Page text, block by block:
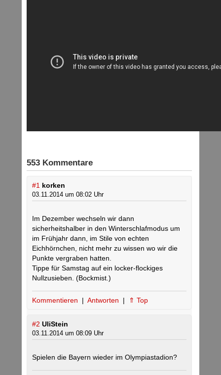
553 Kommentare
#1 korken
03.11.2014 um 08:02 Uhr
Im Dezember wechseln wir dann
sicherheitshalber in den Winterschlafmodus um
im Frühjahr dann, im Stile von echten
Eichhörnchen, nicht mehr zu wissen wo wir die
Punkte vergraben hatten.
Tippe für Samstag auf ein locker-flockiges
Nullzusieben. (Bockmist.)
Kommentieren | Antworten | ⇑ Top
#2 UliStein
03.11.2014 um 08:09 Uhr
Spielen die Bayern wieder im Olympiastadion?